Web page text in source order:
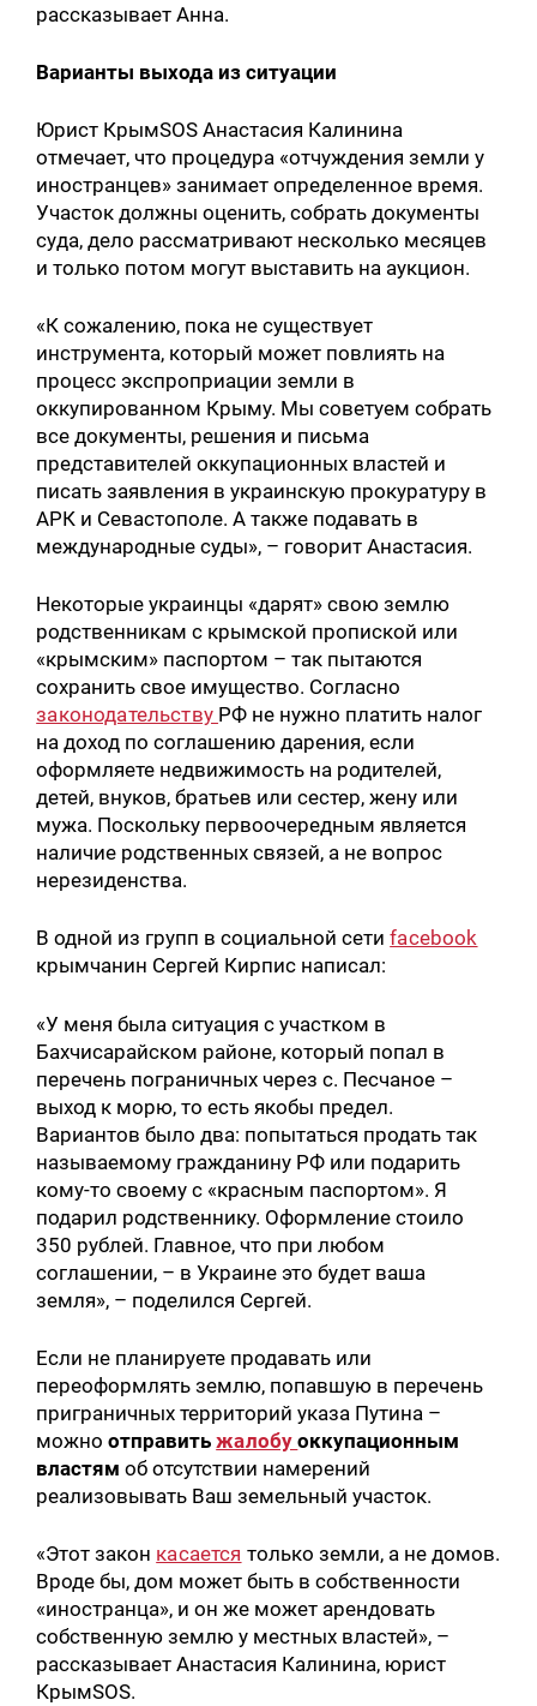
Искать:
рассказывает Анна.
Варианты выхода из ситуации
Юрист КрымSOS Анастасия Калинина
отмечает, что процедура «отчуждения земли у
иностранцев» занимает определенное время.
Участок должны оценить, собрать документы
суда, дело рассматривают несколько месяцев
и только потом могут выставить на аукцион.
«К сожалению, пока не существует
инструмента, который может повлиять на
процесс экспроприации земли в
оккупированном Крыму. Мы советуем собрать
все документы, решения и письма
представителей оккупационных властей и
писать заявления в украинскую прокуратуру в
АРК и Севастополе. А также подавать в
международные суды», – говорит Анастасия.
Некоторые украинцы «дарят» свою землю
родственникам с крымской пропиской или
«крымским» паспортом – так пытаются
сохранить свое имущество. Согласно
законодательству РФ не нужно платить налог
на доход по соглашению дарения, если
оформляете недвижимость на родителей,
детей, внуков, братьев или сестер, жену или
мужа. Поскольку первоочередным является
наличие родственных связей, а не вопрос
нерезиденства.
В одной из групп в социальной сетиfacebook
крымчанин Сергей Кирпис написал:
«У меня была ситуация с участком в
Бахчисарайском районе, который попал в
перечень пограничных через с. Песчаное –
выход к морю, то есть якобы предел.
Вариантов было два: попытаться продать так
называемому гражданину РФ или подарить
кому-то своему с «красным паспортом». Я
подарил родственнику. Оформление стоило
350 рублей. Главное, что при любом
соглашении, – в Украине это будет ваша
земля», – поделился Сергей.
Если не планируете продавать или
переоформлять землю, попавшую в перечень
приграничных территорий указа Путина –
можноотправитьжалобуоккупационным
властям об отсутствии намерений
реализовывать Ваш земельный участок.
«Этот закон касается только земли, а не домов.
Вроде бы, дом может быть в собственности
«иностранца», и он же может арендовать
собственную землю у местных властей», –
рассказывает Анастасия Калинина, юрист
КрымSOS.